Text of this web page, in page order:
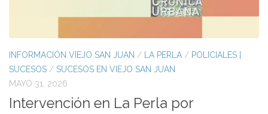
INFORMACIÓN VIEJO SAN JUAN / LA PERLA / POLICIALES |
SUCESOS / SUCESOS EN VIEJO SAN JUAN
MAYO 31, 2026
Intervención en La Perla por